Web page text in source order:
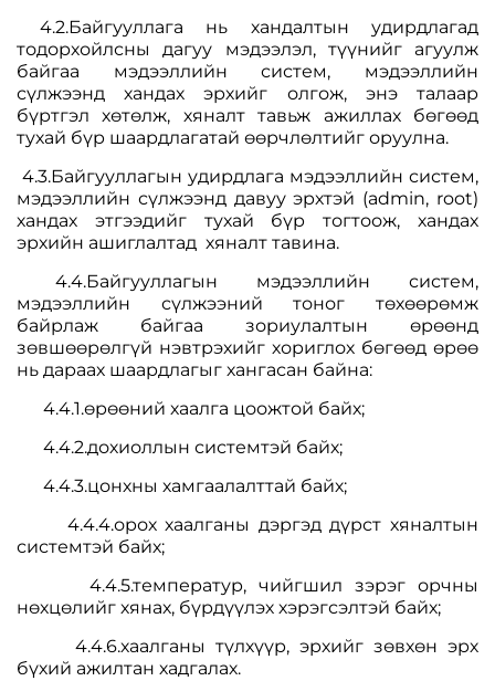
4.2.Байгууллага нь хандалтын удирдлагад
тодорхойлсны дагуу мэдээлэл, түүнийг агуулж
байгаа мэдээллийн систем, мэдээллийн
сүлжээнд хандах эрхийг олгож, энэ талаар
бүртгэл хөтөлж, хяналт тавьж ажиллах бөгөөд
тухай бүр шаардлагатай өөрчлөлтийг оруулна.
4.3.Байгууллагын удирдлага мэдээллийн систем,
мэдээллийн сүлжээнд давуу эрхтэй (admin, root)
хандах этгээдийг тухай бүр тогтоож, хандах
эрхийн ашиглалтад хяналт тавина.
4.4.Байгууллагын мэдээллийн систем,
мэдээллийн сүлжээний тоног төхөөрөмж
байрлаж байгаа зориулалтын өрөөнд
зөвшөөрөлгүй нэвтрэхийг хориглох бөгөөд өрөө
нь дараах шаардлагыг хангасан байна:
4.4.1.өрөөний хаалга цоожтой байх;
4.4.2.дохиоллын системтэй байх;
4.4.3.цонхны хамгаалалттай байх;
4.4.4.орох хаалганы дэргэд дүрст хяналтын
системтэй байх;
4.4.5.температур, чийгшил зэрэг орчны
нөхцөлийг хянах, бүрдүүлэх хэрэгсэлтэй байх;
4.4.6.хаалганы түлхүүр, эрхийг зөвхөн эрх
бүхий ажилтан хадгалах.